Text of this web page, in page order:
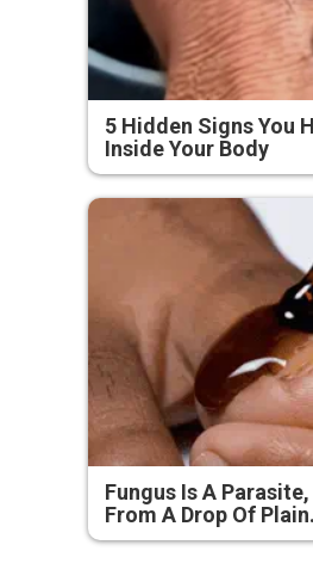
5 Hidden Signs You
Inside Your Body
Fungus Is A
From A Drop Of